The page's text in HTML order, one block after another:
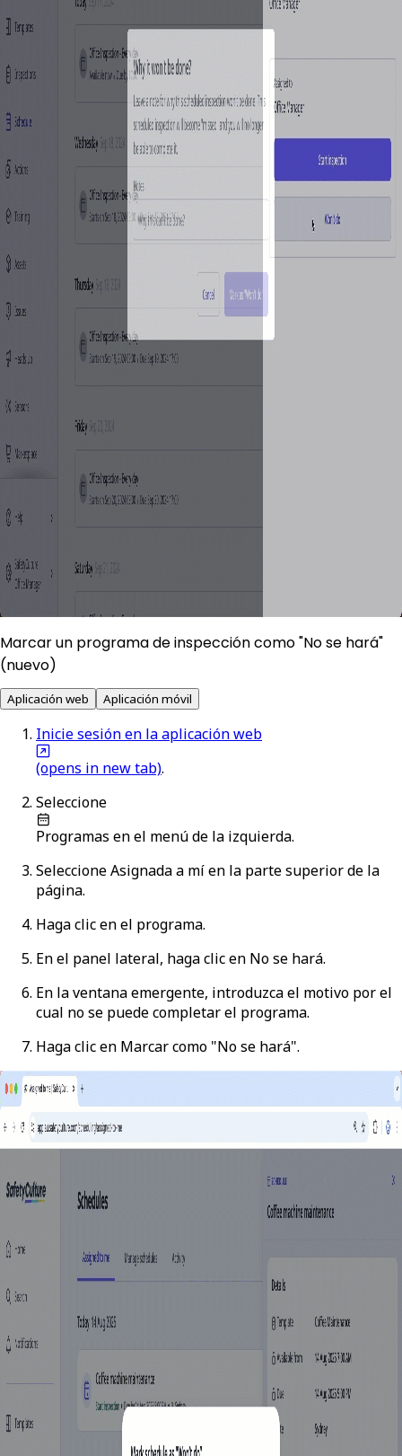
Marcar un programa de inspección como "No se hará"
(nuevo)
Aplicación web Aplicación móvil
Inicie sesión en la aplicación web
(opens in new tab).
Seleccione
Programas en el menú de la izquierda.
SeleccioneAsignada a míen la parte superior de la
página.
Haga clic en el programa.
En el panel lateral, haga clic en No se hará.
En la ventana emergente, introduzca el motivo por el
cual no se puede completar el programa.
Haga clic en Marcar como "No se hará".